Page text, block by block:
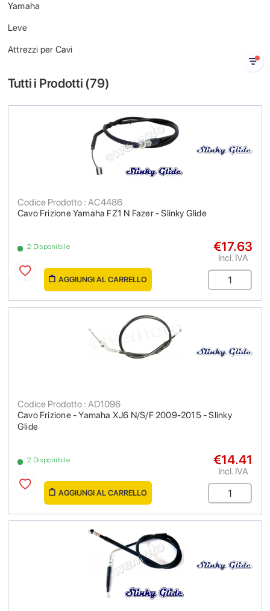
Yamaha
Leve
Attrezzi per Cavi
Tutti i Prodotti (79)
Cavo Frizione Yamaha FZ1 N Fazer - Slinky Glide
Codice Prodotto : AC4486
2 Disponibile €17.63
Incl. IVA
AGGIUNGI AL CARRELLO
Cavo Frizione - Yamaha XJ6 N/S/F 2009-2015 - Slinky
Glide
Codice Prodotto : AD1096
2 Disponibile €14.41
Incl. IVA
AGGIUNGI AL CARRELLO